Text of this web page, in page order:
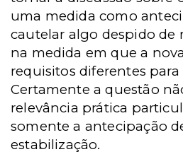
uma medida como
cautelar algo despido de
na medida em que a
requisitos diferentes
Certamente a questão
relevância prática
somente a antecipação
estabilização.